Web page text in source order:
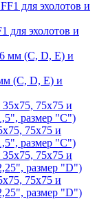
для эхолотов и
(C, D, E) и
75x75 и
размер "C")
75x75 и
размер "D")